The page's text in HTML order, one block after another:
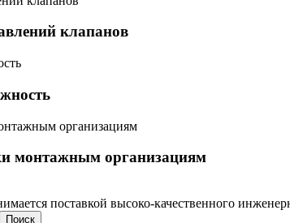
клапанов
монтажным организациям
поставкой высоко-качественного